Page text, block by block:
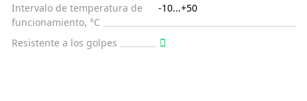
Intervalo de temperatura de
funcionamiento, °C
-10...+50
Resistente a los golpes